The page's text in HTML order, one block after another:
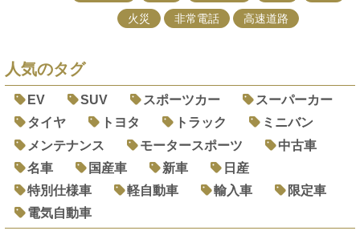
火災
非常電話 高速道路
人気のタグ
EV SUV スポーツカー
スーパーカー
タイヤ
トヨタ トラック
ミニバン
メンテナンス
モータースポーツ
中古車
名車
国産車 新車
日産
特別仕様車
軽自動車 輸入車
限定車
電気自動車